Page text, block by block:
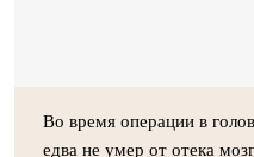
Во время операции в
едва не умер от отека